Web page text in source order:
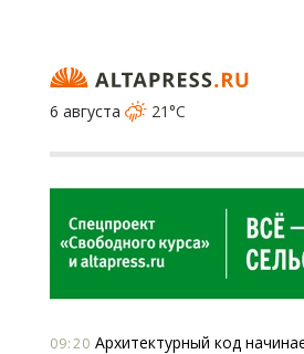
6 августа
21°C
09:20 Архитектурный код